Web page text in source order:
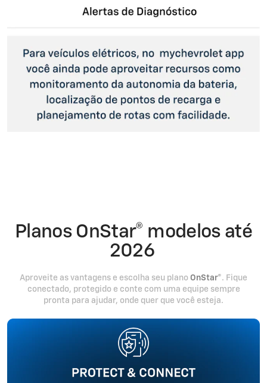
Planos OnStar® modelos até
2026
Aproveite as vantagens e escolha seu plano OnStar®. Fique
conectado, protegido e conte com uma equipe sempre
pronta para ajudar, onde quer que você esteja.